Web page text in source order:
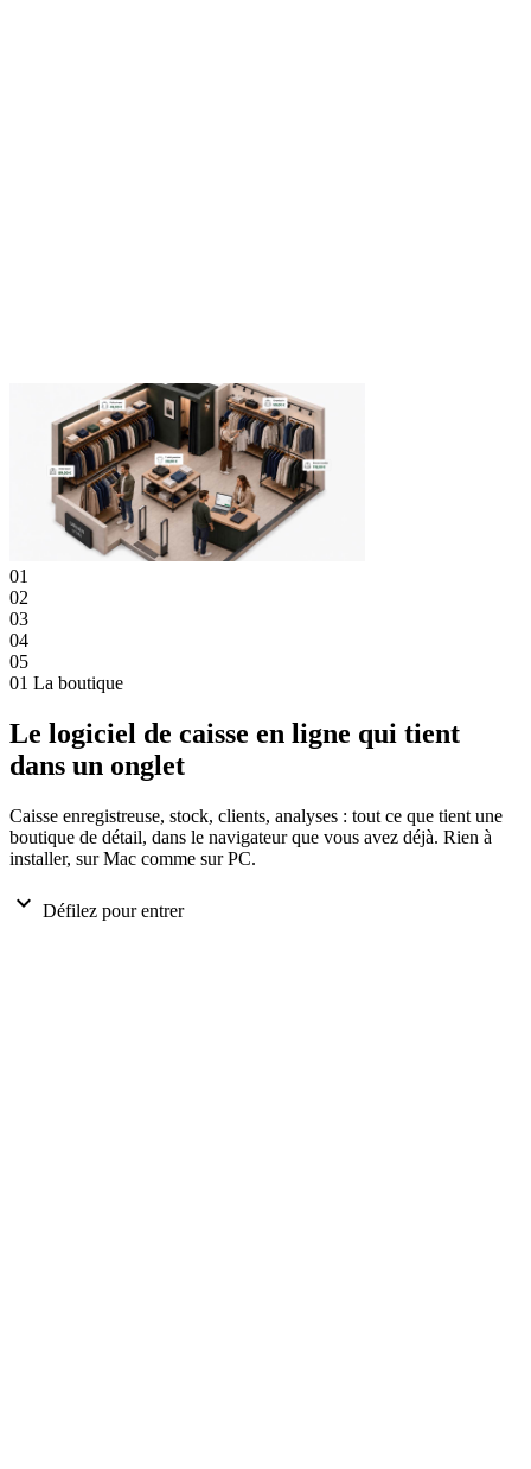
01
02
03
04
05
01 La boutique
Le logiciel de caisse en ligne qui tient
dans un onglet
Caisse enregistreuse, stock, clients, analyses : tout ce que tient une
boutique de détail, dans le navigateur que vous avez déjà. Rien à
installer, sur Mac comme sur PC.
expand_more Défilez pour entrer